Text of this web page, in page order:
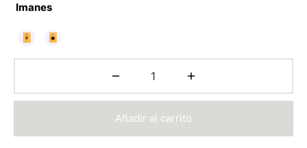
Imanes
Añadir al carrito